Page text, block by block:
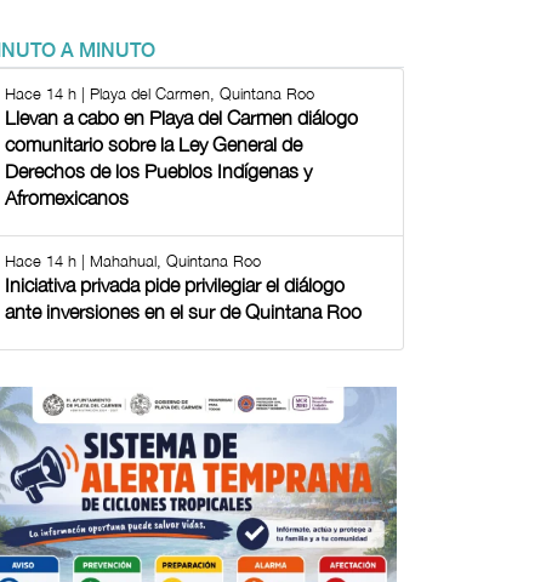
A MINUTO
Hace 14 h | Playa del Carmen, Quintana Roo
Llevan a cabo en Playa del Carmen diálogo
comunitario sobre la Ley General de
Derechos de los Pueblos Indígenas y
Afromexicanos
Hace 14 h | Mahahual, Quintana Roo
Iniciativa privada pide privilegiar el diálogo
ante inversiones en el sur de Quintana Roo